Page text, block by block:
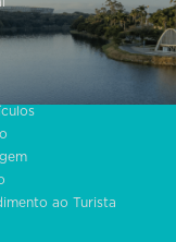
ao Turista